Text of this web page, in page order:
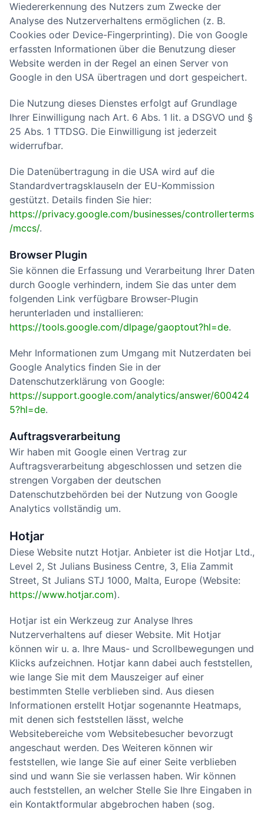
Wiedererkennung des Nutzers zum Zwecke der
Analyse des Nutzerverhaltens ermöglichen (z. B.
Cookies oder Device-Fingerprinting). Die von Google
erfassten Informationen über die Benutzung dieser
Website werden in der Regel an einen Server von
Google in den USA übertragen und dort gespeichert.
Die Nutzung dieses Dienstes erfolgt auf Grundlage
Ihrer Einwilligung nach Art. 6 Abs. 1 lit. a DSGVO und §
25 Abs. 1 TTDSG. Die Einwilligung ist jederzeit
widerrufbar.
Die Datenübertragung in die USA wird auf die
Standardvertragsklauseln der EU-Kommission
gestützt. Details finden Sie hier:
https://privacy.google.com/businesses/controllerterms
/mccs/.
Browser Plugin
Sie können die Erfassung und Verarbeitung Ihrer Daten
durch Google verhindern, indem Sie das unter dem
folgenden Link verfügbare Browser-Plugin
herunterladen und installieren:
https://tools.google.com/dlpage/gaoptout?hl=de.
Mehr Informationen zum Umgang mit Nutzerdaten bei
Google Analytics finden Sie in der
Datenschutzerklärung von Google:
https://support.google.com/analytics/answer/600424
5?hl=de.
Auftragsverarbeitung
Wir haben mit Google einen Vertrag zur
Auftragsverarbeitung abgeschlossen und setzen die
strengen Vorgaben der deutschen
Datenschutzbehörden bei der Nutzung von Google
Analytics vollständig um.
Hotjar
Diese Website nutzt Hotjar. Anbieter ist die Hotjar Ltd.,
Level 2, St Julians Business Centre, 3, Elia Zammit
Street, St Julians STJ 1000, Malta, Europe (Website:
https://www.hotjar.com).
Hotjar ist ein Werkzeug zur Analyse Ihres
Nutzerverhaltens auf dieser Website. Mit Hotjar
können wir u. a. Ihre Maus- und Scrollbewegungen und
Klicks aufzeichnen. Hotjar kann dabei auch feststellen,
wie lange Sie mit dem Mauszeiger auf einer
bestimmten Stelle verblieben sind. Aus diesen
Informationen erstellt Hotjar sogenannte Heatmaps,
mit denen sich feststellen lässt, welche
Websitebereiche vom Websitebesucher bevorzugt
angeschaut werden. Des Weiteren können wir
feststellen, wie lange Sie auf einer Seite verblieben
sind und wann Sie sie verlassen haben. Wir können
auch feststellen, an welcher Stelle Sie Ihre Eingaben in
ein Kontaktformular abgebrochen haben (sog.